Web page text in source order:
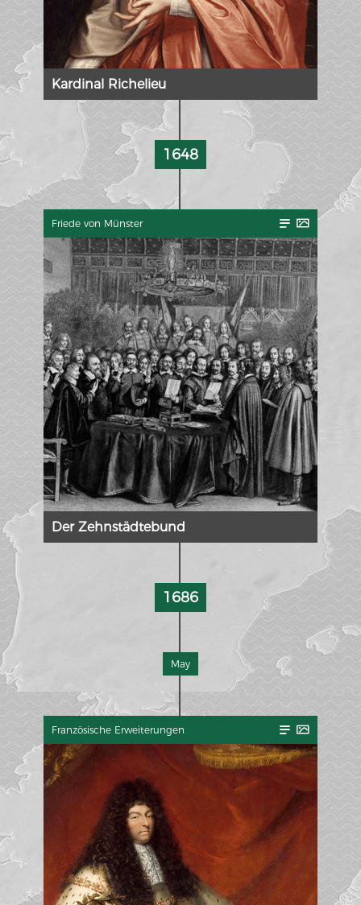
Kardinal Richelieu
1648
Friede von Münster
Der Zehnstädtebund
1686
May
Französische Erweiterungen